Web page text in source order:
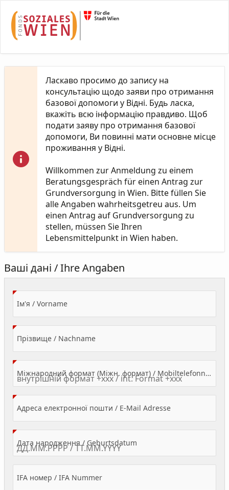
Ласкаво просимо до запису на
консультацію щодо заяви про отримання
базової допомоги у Відні. Будь ласка,
вкажіть всю інформацію правдиво. Щоб
подати заяву про отримання базової
допомоги, Ви повинні мати основне місце
проживання у Відні.
Willkommen zur Anmeldung zu einem
Beratungsgespräch für einen Antrag zur
Grundversorgung in Wien. Bitte füllen Sie
alle Angaben wahrheitsgetreu aus. Um
einen Antrag auf Grundversorgung zu
stellen, müssen Sie Ihren
Lebensmittelpunkt in Wien haben.
Ваші дані / Ihre Angaben
Ім'я / Vorname(Value Required)
Прізвище / Nachname(Value Required)
Міжнародний формат (Міжн. формат) / Mobiltelefonnummer
Адреса електронної пошти / E-Mail Adresse(Value Required)
Дата народження / Geburtsdatum
IFA номер / IFA Nummer